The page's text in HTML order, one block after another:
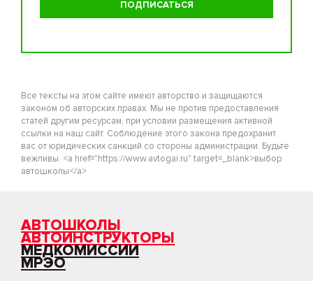
Все тексты на этом сайте имеют авторство и защищаются
законом об авторских правах. Мы не против предоставления
статей другим ресурсам, при условии размещения активной
ссылки на наш сайт. Соблюдение этого закона предохранит
вас от юридических санкций со стороны администрации. Будьте
вежливы. <a href="https://www.avtogai.ru" target=_blank>выбор
автошколы</a>
АВТОШКОЛЫ
АВТОИНСТРУКТОРЫ
МЕДКОМИССИИ
МРЭО